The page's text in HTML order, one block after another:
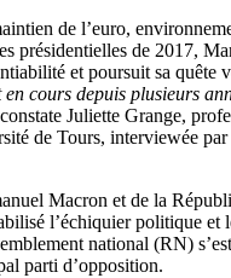
de l’euro,
présidentielles de 2017,
et poursuit sa quête
cours depuis plusieurs
Juliette Grange,
de Tours, interviewée par
Macron et de la
l’échiquier politique et
national (RN)
parti d’opposition.